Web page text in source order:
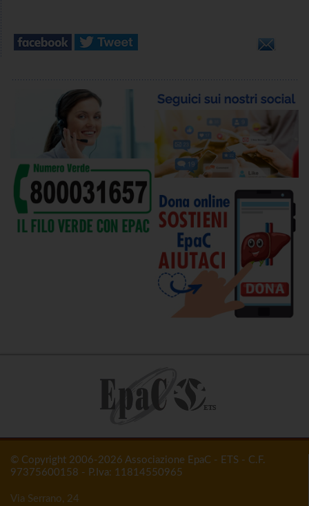
© Copyright 2006-2026 Associazione EpaC - ETS - C.F.
97375600158 - P.Iva: 11814550965
Via Serrano, 24